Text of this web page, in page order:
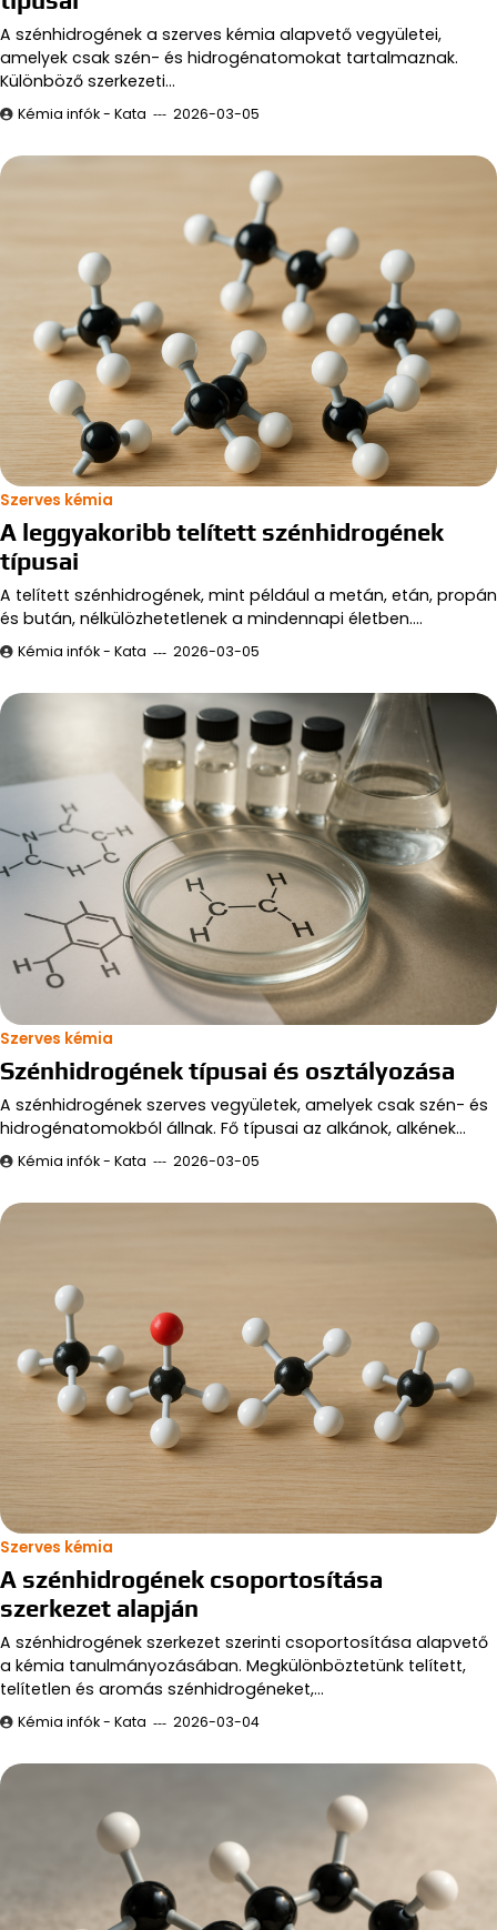
A szénhidrogének a szerves kémia alapvető vegyületei,
amelyek csak szén- és hidrogénatomokat tartalmaznak.
Különböző szerkezeti…
Kémia infók - Kata 2026-03-05
Szerves kémia
A leggyakoribb telített szénhidrogének
típusai
A telített szénhidrogének, mint például a metán, etán, propán
és bután, nélkülözhetetlenek a mindennapi életben.…
Kémia infók - Kata 2026-03-05
Szerves kémia
Szénhidrogének típusai és osztályozása
A szénhidrogének szerves vegyületek, amelyek csak szén- és
hidrogénatomokból állnak. Fő típusai az alkánok, alkének…
Kémia infók - Kata 2026-03-05
Szerves kémia
A szénhidrogének csoportosítása
szerkezet alapján
A szénhidrogének szerkezet szerinti csoportosítása alapvető
a kémia tanulmányozásában. Megkülönböztetünk telített,
telítetlen és aromás szénhidrogéneket,…
Kémia infók - Kata 2026-03-04